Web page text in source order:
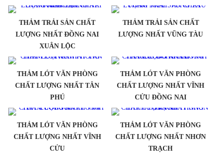
THẢM TRẢI SẢN CHẤT
LƯỢNG NHẤT ĐỒNG NAI
XUÂN LỘC
THẢM TRẢI SẢN CHẤT
LƯỢNG NHẤT VŨNG TÀU
THẢM LÓT VĂN PHÒNG
CHẤT LƯỢNG NHẤT TÂN
PHÚ
THẢM LÓT VĂN PHÒNG
CHẤT LƯỢNG NHẤT VĨNH
CỬU ĐỒNG NAI
THẢM LÓT VĂN PHÒNG
CHẤT LƯỢNG NHẤT VĨNH
CỬU
THẢM LÓT VĂN PHÒNG
CHẤT LƯỢNG NHẤT NHƠN
TRẠCH